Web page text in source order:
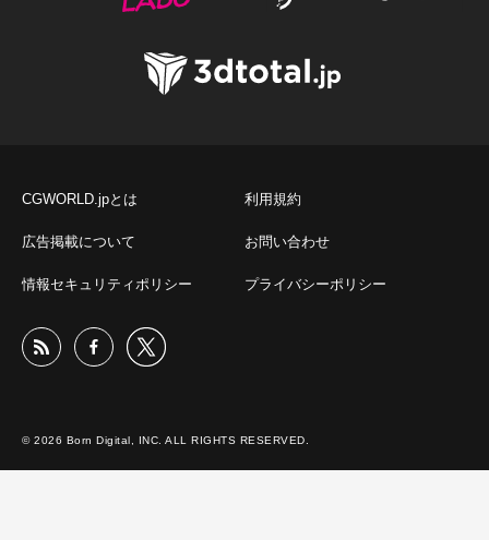
CGWORLD.jpとは 利用規約
広告掲載について お問い合わせ
情報セキュリティポリシー プライバシーポリシー
© 2026 Born Digital, INC. ALL RIGHTS RESERVED.